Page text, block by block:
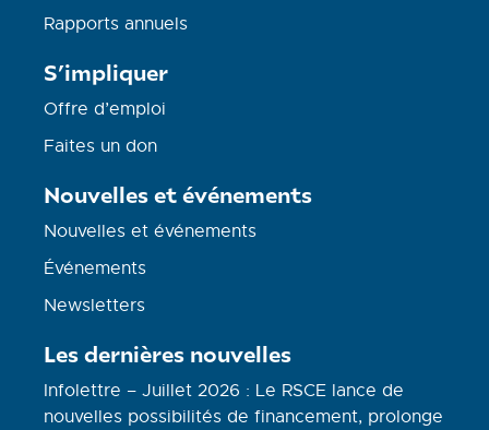
Rapports annuels
S’impliquer
Offre d’emploi
Faites un don
Nouvelles et événements
Nouvelles et événements
Événements
Newsletters
Les dernières nouvelles
Infolettre – Juillet 2026 : Le RSCE lance de
nouvelles possibilités de financement, prolonge